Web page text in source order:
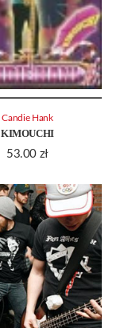
KIMOUCHI
53.00 zł
Candie Hank